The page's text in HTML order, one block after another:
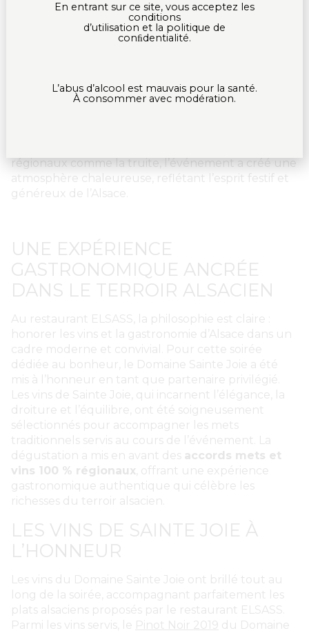
Le Domaine Sainte Joie a célébré la
Journée
mondiale du bonheurau restaurantELSASS
au cœur de Paris. Ce restaurant, dédié à la mise en
découverte étaient à l’honneur.
régionaux comme la truite, l’événement a créé une
atmosphère chaleureuse, reflétant l’esprit festif et
généreux de l’Alsace.
UNE EXPÉRIENCE
GASTRONOMIQUE ANCRÉE
DANS LE TERROIR ALSACIEN
Au restaurant ELSASS, la philosophie est claire :
honorer les vins et la gastronomie d’Alsace dans un
cadre moderne et convivial. Pour cette soirée
dédiée au bonheur, le Domaine Sainte Joie a été
mis à l’honneur en tant que partenaire privilégié.
Les vins de Sainte Joie, qui incarnent l’élégance, la
droiture et l’équilibre, ont été soigneusement
sélectionnés pour accompagner les mets
traditionnels servis au cours de l’événement. La
dégustation a mis en avant des accords mets et
vins 100 % régionaux , offrant une expérience
gastronomique authentique qui célèbre les
richesses du terroir alsacien.
LES VINS DE SAINTE JOIE À
L’HONNEUR
Les vins du Domaine Sainte Joie ont brillé tout au
long de la soirée, accompagnant parfaitement les
plats alsaciens proposés par le restaurant ELSASS.
Parmi les vins servis, le Pinot Noir 2019 du Domaine
En entrant sur ce site, vous acceptez les
conditions
d’utilisation et la politique de
conﬁdentialité.
L’abus d’alcool est mauvais pour la santé.
À consommer avec modération.